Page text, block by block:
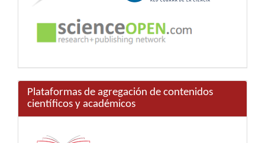
Plataformas de agregación de contenidos
científicos y académicos